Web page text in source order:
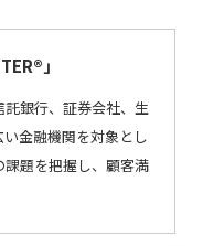
」
銀行、証券会社、生
金融機関を対象とし
題を把握し、顧客満